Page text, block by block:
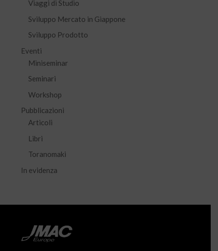
Viaggi di Studio
Sviluppo Mercato in Giappone
Sviluppo Prodotto
Eventi
Miniseminar
Seminari
Workshop
Pubblicazioni
Articoli
Libri
Toranomaki
In evidenza